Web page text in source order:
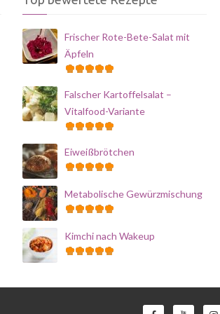
Frischer Rote-Bete-Salat mit
Äpfeln
Falscher Kartoffelsalat –
Vitalfood-Variante
Eiweißbrötchen
Metabolische Gewürzmischung
Kimchi nach Wakeup